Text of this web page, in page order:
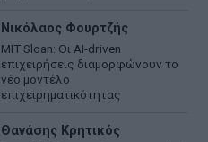
Νικόλαος Φουρτζής
MIT Sloan: Οι AI-driven
επιχειρήσεις διαμορφώνουν το
νέο μοντέλο
επιχειρηματικότητας
Θανάσης Κρητικός